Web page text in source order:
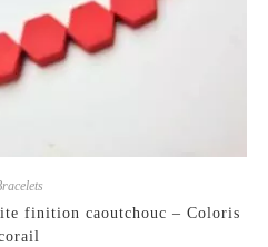
finition caoutchouc – Coloris